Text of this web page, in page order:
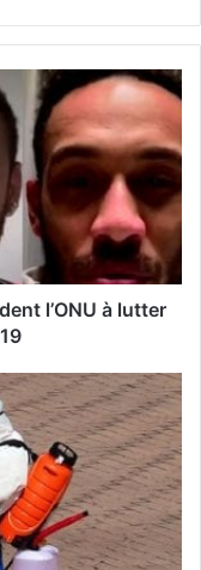
l’ONU à lutter